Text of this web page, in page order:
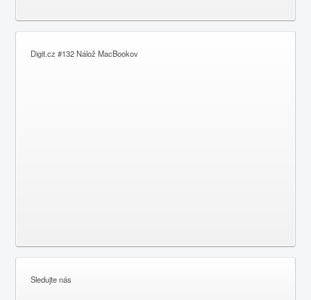
Digit.cz #132 Nálož MacBookov
Sledujte nás